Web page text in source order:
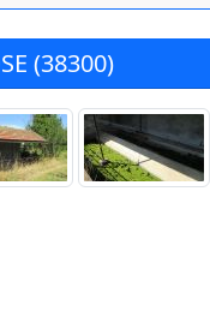
(38300)